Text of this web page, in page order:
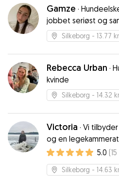
Gamze ·
jobbet seriøst og
det bedste for jeres
Silkeborg - 13.77
Rebecca Urban ·
kvinde
Silkeborg - 14.32
Victoria · Vi
og en legekammerat
5.0 (15
Silkeborg - 14.63